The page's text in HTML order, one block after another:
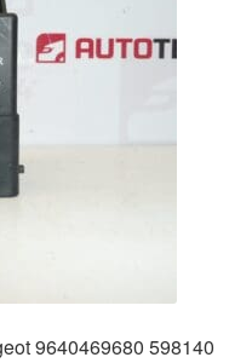
9640469680 598140